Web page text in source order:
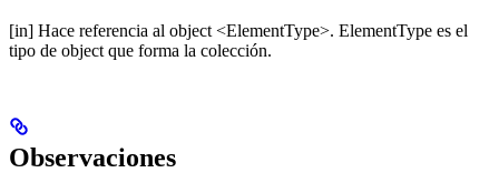
[in] Hace referencia al object <ElementType>. ElementType es el
tipo de object que forma la colección.
Observaciones